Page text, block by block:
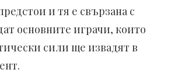
и тя е свързана с
основните играчи, които
сили ще извадят в